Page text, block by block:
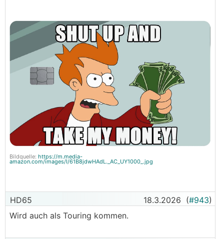
Bildquelle: https://m.media-
amazon.com/images/I/61B8jdwHAdL._AC_UY1000_.jpg
HD65 18.3.2026 (#943)
Wird auch als Touring kommen.